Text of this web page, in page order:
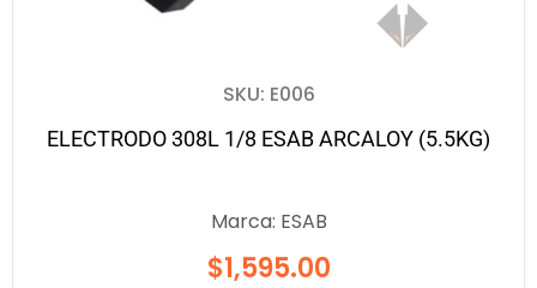
SKU: E006
ELECTRODO 308L 1/8 ESAB ARCALOY (5.5KG)
Marca: ESAB
$1,595.00